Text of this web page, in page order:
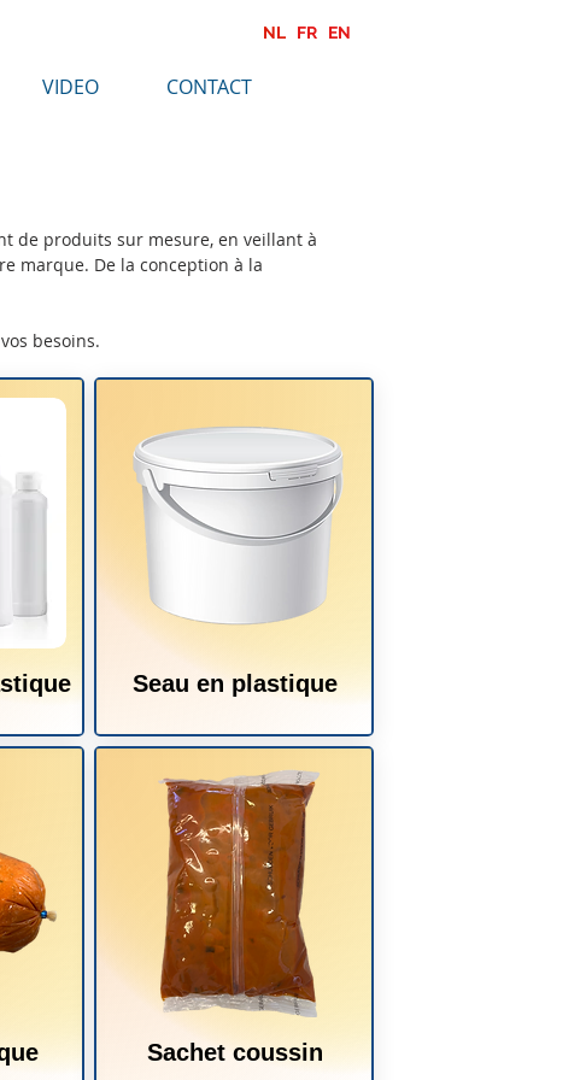
CONTACT
VIDEO
NL FR EN
de produits sur mesure, en veillant à
marque. De la conception à la
besoins.
Seau en plastique
Sachet coussin